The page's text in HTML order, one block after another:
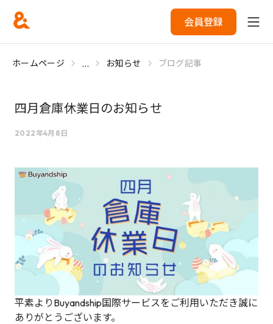
会員登録
ホームページ ... お知らせ ブログ記事
四月倉庫休業日のお知らせ
2022年4月8日
平素よりBuyandship国際サービスをご利用いただき誠に
ありがとうございます。